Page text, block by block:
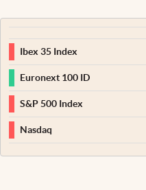
Ibex 35 Index
Euronext 100 ID
S&P 500 Index
Nasdaq